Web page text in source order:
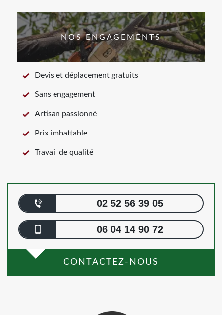
NOS ENGAGEMENTS
Devis et déplacement gratuits
Sans engagement
Artisan passionné
Prix imbattable
Travail de qualité
02 52 56 39 05
06 04 14 90 72
CONTACTEZ-NOUS